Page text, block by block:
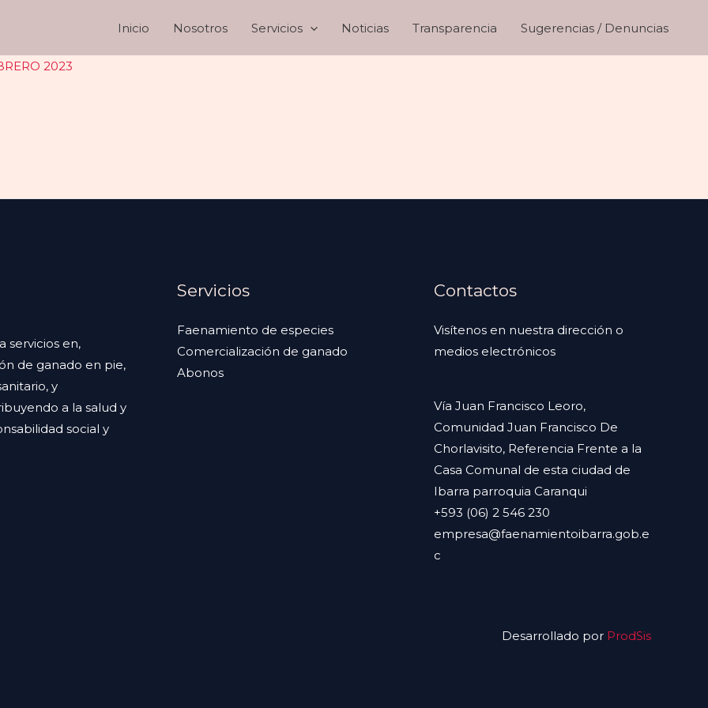
Inicio Nosotros Servicios Noticias Transparencia Sugerencias / Denuncias
2023
servicios en,
de ganado en pie,
y
a la salud y
social y
Servicios
Faenamiento de especies
Comercialización de ganado
Abonos
Contactos
Visítenos en nuestra dirección o
medios electrónicos
Vía Juan Francisco Leoro,
Comunidad Juan Francisco De
Chorlavisito, Referencia Frente a la
Casa Comunal de esta ciudad de
Ibarra parroquia Caranqui
+593 (06) 2 546 230
empresa@faenamientoibarra.gob.e
c
Desarrollado por ProdSis